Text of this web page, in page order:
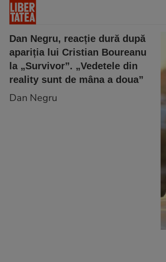
Dan Negru, reacție dură după
apariția lui Cristian Boureanu
la „Survivor”. „Vedetele din
reality sunt de mâna a doua”
Dan Negru